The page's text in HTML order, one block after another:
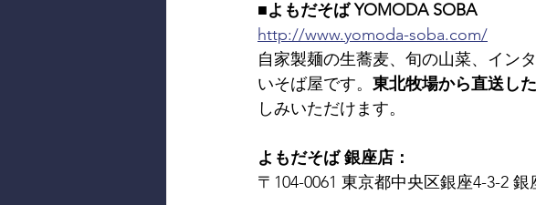
■よもだそば YOMODA SOBA
http://www.yomoda-soba.com/
自家製麺の生蕎麦、旬の山菜、イン
いそば屋です。 東北牧場から直送し
しみいただけます。
よもだそば 銀座店：
〒104-0061 東京都中央区銀座4-3-2